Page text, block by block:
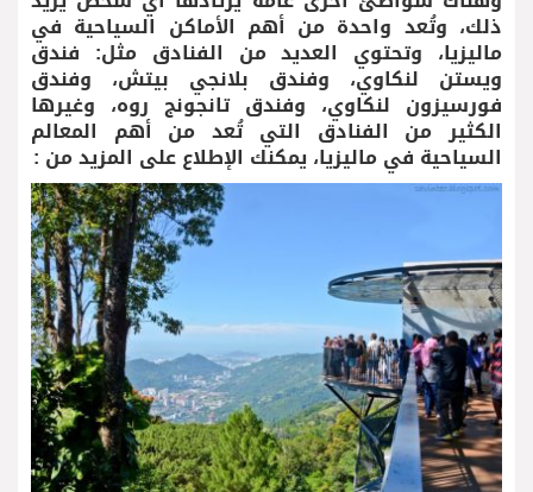
ذلك، وتُعد واحدة من أهم الأماكن السياحية في
ماليزيا، وتحتوي العديد من الفنادق مثل: فندق
ويستن لنكاوي، وفندق بلانجي بيتش، وفندق
فورسيزون لنكاوي، وفندق تانجونج روه، وغيرها
الكثير من الفنادق التي تُعد من أهم المعالم
السياحية في ماليزيا، يمكنك الإطلاع على المزيد من :